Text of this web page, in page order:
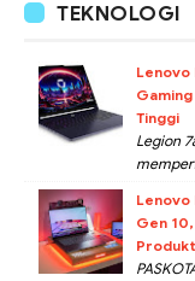
TEKNOLOGI
Lenovo
Tinggi
Legion
Lenovo
Gen